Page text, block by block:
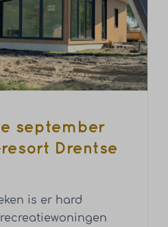
september
Drentse
is er hard